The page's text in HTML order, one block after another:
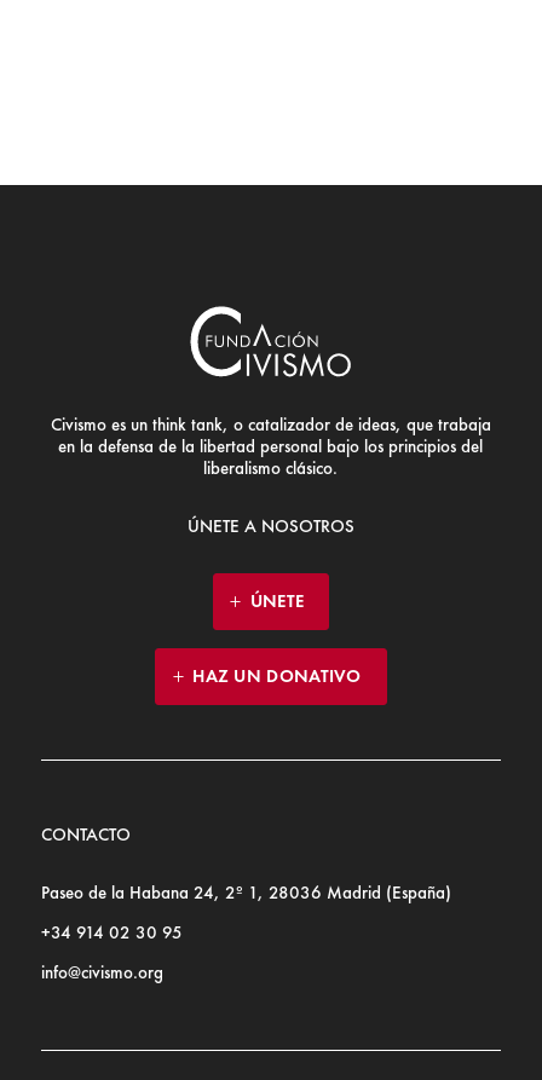
Civismo es un think tank, o catalizador de ideas, que trabaja
en la defensa de la libertad personal bajo los principios del
liberalismo clásico.
ÚNETE A NOSOTROS
ÚNETE
HAZ UN DONATIVO
CONTACTO
Paseo de la Habana 24, 2º 1, 28036 Madrid (España)
+34 914 02 30 95
info@civismo.org